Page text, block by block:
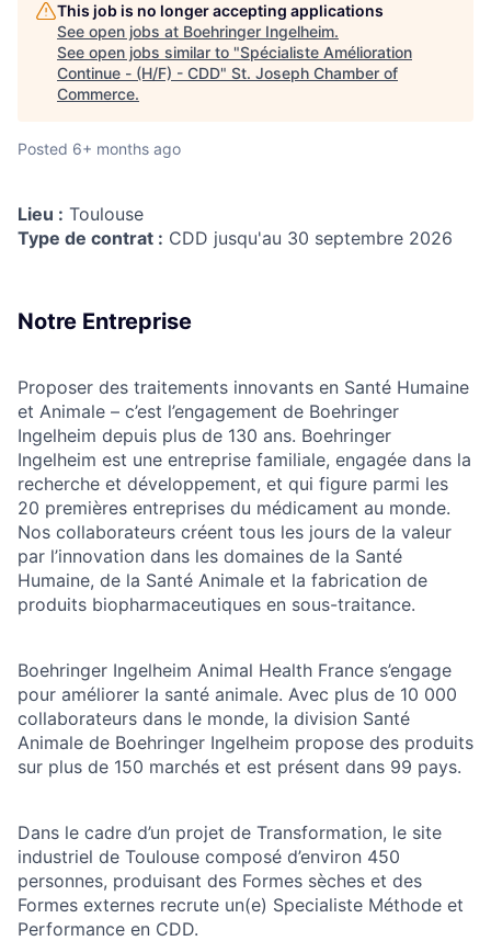
This job is no longer accepting applications
See open jobs at Boehringer Ingelheim.
See open jobs similar to "Spécialiste Amélioration
Continue - (H/F) - CDD" St. Joseph Chamber of
Commerce.
Posted 6+ months ago
Lieu : Toulouse
Type de contrat : CDD jusqu'au 30 septembre 2026
Notre Entreprise
Proposer des traitements innovants en Santé Humaine
et Animale – c’est l’engagement de Boehringer
Ingelheim depuis plus de 130 ans. Boehringer
Ingelheim est une entreprise familiale, engagée dans la
recherche et développement, et qui figure parmi les
20 premières entreprises du médicament au monde.
Nos collaborateurs créent tous les jours de la valeur
par l’innovation dans les domaines de la Santé
Humaine, de la Santé Animale et la fabrication de
produits biopharmaceutiques en sous-traitance.
Boehringer Ingelheim Animal Health France s’engage
pour améliorer la santé animale. Avec plus de 10 000
collaborateurs dans le monde, la division Santé
Animale de Boehringer Ingelheim propose des produits
sur plus de 150 marchés et est présent dans 99 pays.
Dans le cadre d’un projet de Transformation, le site
industriel de Toulouse composé d’environ 450
personnes, produisant des Formes sèches et des
Formes externes recrute un(e) Specialiste Méthode et
Performance en CDD.